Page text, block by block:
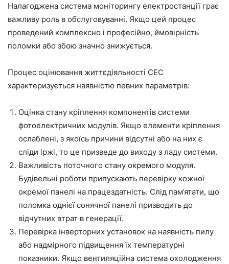
Налагоджена система моніторингу електростанції грає
важливу роль в обслуговуванні. Якщо цей процес
проведений комплексно і професійно, ймовірність
поломки або збою значно знижується.
Процес оцінювання життєдіяльності СЕС
характеризується наявністю певних параметрів:
Оцінка стану кріплення компонентів системи
фотоелектричних модулів. Якщо елементи кріплення
ослаблені, з якоїсь причини відсутні або на них є
сліди іржі, то це призведе до виходу з ладу системи.
Важливість поточного стану окремого модуля.
Будівельні роботи припускають перевірку кожної
окремої панелі на працездатність. Слід пам’ятати, що
поломка однієї сонячної панелі призводить до
відчутних втрат в генерації.
Перевірка інверторних установок на наявність пилу
або надмірного підвищення їх температурні
показники. Якщо вентиляційна система охолодження